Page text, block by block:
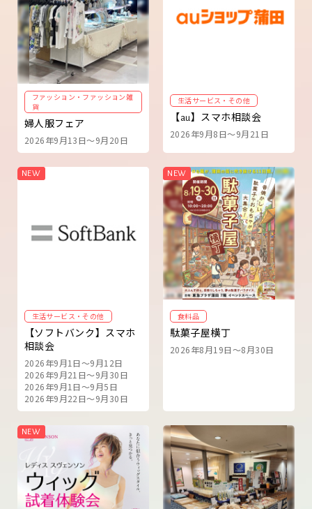
ファッション・ファッション雑
貨
婦人服フェア
2026年9月13日～9月20日
生活サービス・その他
【au】スマホ相談会
2026年9月8日～9月21日
生活サービス・その他
【ソフトバンク】スマホ
相談会
2026年9月1日～9月12日
2026年9月21日～9月30日
2026年9月1日～9月5日
2026年9月22日～9月30日
食料品
駄菓子屋横丁
2026年8月19日～8月30日